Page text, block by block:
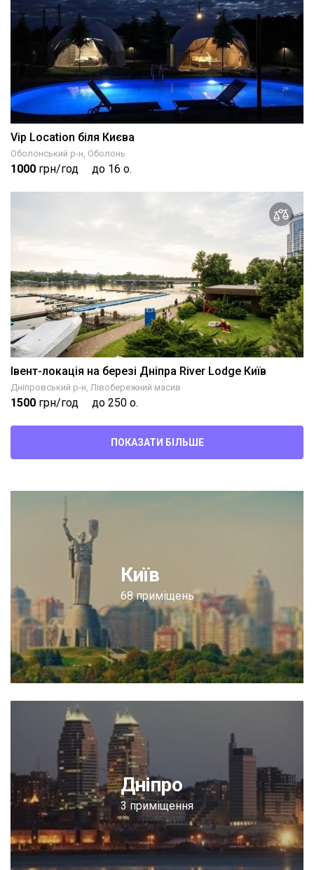
Vip Location біля Києва
Оболонський р-н, Оболонь
1000 грн/год до 16 о.
Івент-локація на березі Дніпра River Lodge Київ
Дніпровський р-н, Лівобережний масив
1500 грн/год до 250 о.
ПОКАЗАТИ БІЛЬШЕ
Київ
68 приміщень
Дніпро
3 приміщення